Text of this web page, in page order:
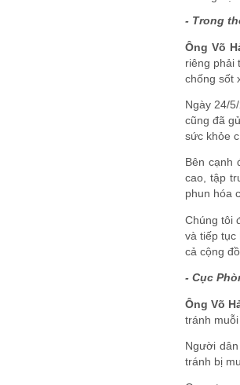
- Trong
Ông Võ
riêng phải
chống sốt
Ngày 24/
cũng đã
sức khỏe
Bên cạnh
cao, tập
phun hóa
Chúng tôi
và tiếp tục
cả cộng
- Cục
Ông Võ
tránh muỗi
Người
tránh bị